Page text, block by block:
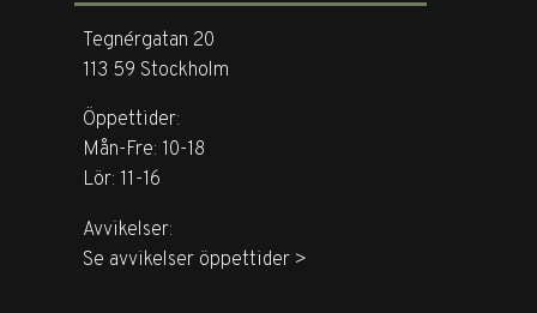
Tegnérgatan 20
113 59 Stockholm
Öppettider:
Mån-Fre: 10-18
Lör: 11-16
Avvikelser:
Se avvikelser öppettider >